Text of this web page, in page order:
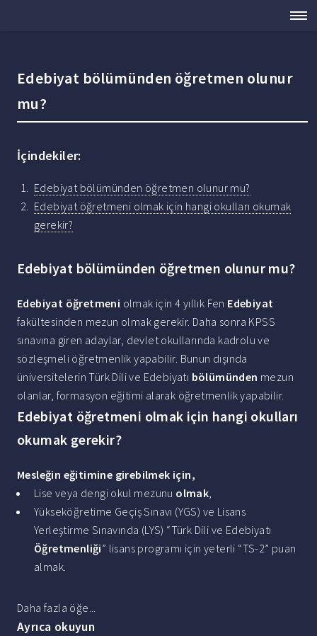
Edebiyat bölümünden öğretmen olunur
mu?
İçindekiler:
Edebiyat bölümünden öğretmen olunur mu?
Edebiyat öğretmeni olmak için hangi okulları okumak
gerekir?
Edebiyat bölümünden öğretmen olunur mu?
Edebiyat öğretmeni olmak için 4 yıllık Fen Edebiyat
fakültesinden mezun olmak gerekir. Daha sonra KPSS
sınavına giren adaylar, devlet okullarında kadrolu ve
sözleşmeli öğretmenlik yapabilir. Bunun dışında
üniversitelerin Türk Dili ve Edebiyatı bölümünden mezun
olanlar, formasyon eğitimi alarak öğretmenlik yapabilir.
Edebiyat öğretmeni olmak için hangi okulları
okumak gerekir?
Mesleğin eğitimine girebilmek için,
Lise veya dengi okul mezunu olmak,
Yükseköğretime Geçiş Sınavı (YGS) ve Lisans
Yerleştirme Sınavında (LYS) “Türk Dili ve Edebiyatı
Öğretmenliği” lisans programı için yeterli “TS-2” puan
almak.
Daha fazla öğe...
Ayrıca okuyun